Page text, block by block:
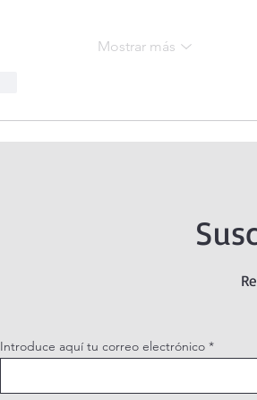
Mostrar más
Introduce aquí tu correo electrónico